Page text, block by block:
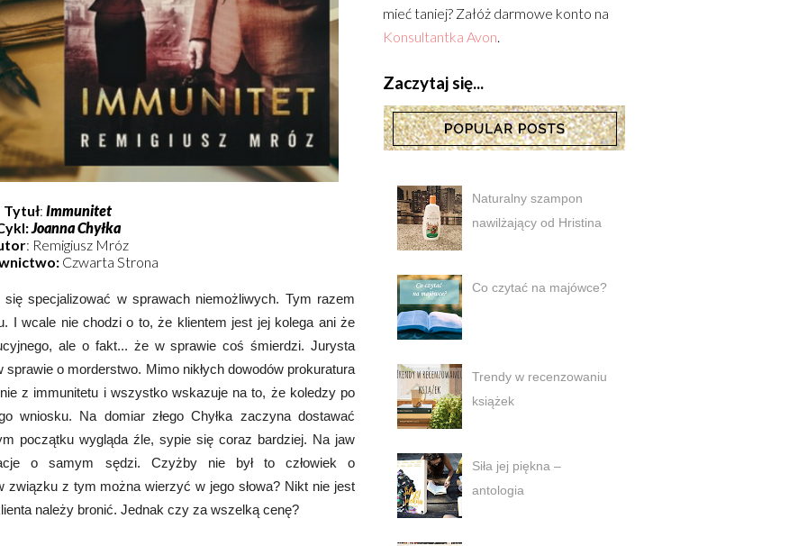
Tytuł: Immunitet
:Joanna Chyłka
: Remigiusz Mróz
: Czwarta Strona
specjalizować w sprawach niemożliwych. Tym razem
I wcale nie chodzi o to, że klientem jest jej kolega ani że
ale o fakt... że w sprawie coś śmierdzi. Jurysta
o morderstwo. Mimo nikłych dowodów prokuratura
z immunitetu i wszystko wskazuje na to, że koledzy po
wniosku. Na domiar złego Chyłka zaczyna dostawać
początku wygląda źle, sypie się coraz bardziej. Na jaw
o samym sędzi. Czyżby nie był to człowiek o
z tym można wierzyć w jego słowa? Nikt nie jest
należy bronić. Jednak czy za wszelką cenę?
mieć taniej? Załóż darmowe konto na
Konsultantka Avon.
Zaczytaj się...
Naturalny szampon
nawilżający od Hristina
Co czytać na majówce?
Trendy w recenzowaniu
książek
Siła jej piękna –
antologia